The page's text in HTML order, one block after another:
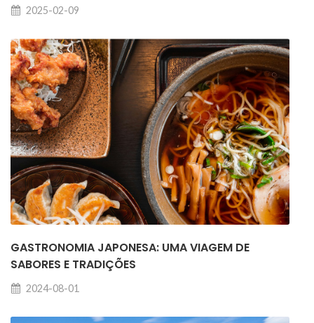
2025-02-09
GASTRONOMIA JAPONESA: UMA VIAGEM DE
SABORES E TRADIÇÕES
2024-08-01